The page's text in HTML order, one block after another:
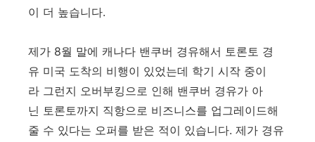
이 더 높습니다.
제가 8월 말에 캐나다 밴쿠버 경유해서 토론토 경
유 미국 도착의 비행이 있었는데 학기 시작 중이
라 그런지 오버부킹으로 인해 밴쿠버 경유가 아
닌 토론토까지 직항으로 비즈니스를 업그레이드해
줄 수 있다는 오퍼를 받은 적이 있습니다. 제가 경유